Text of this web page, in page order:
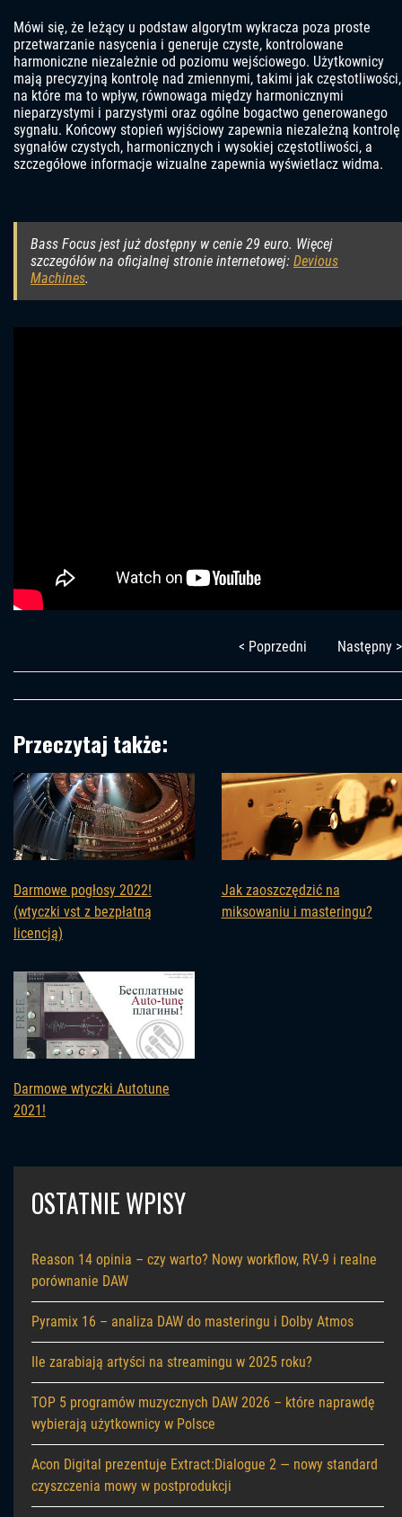
Mówi się, że leżący u podstaw algorytm wykracza poza proste
przetwarzanie nasycenia i generuje czyste, kontrolowane
harmoniczne niezależnie od poziomu wejściowego. Użytkownicy
mają precyzyjną kontrolę nad zmiennymi, takimi jak częstotliwości,
na które ma to wpływ, równowaga między harmonicznymi
nieparzystymi i parzystymi oraz ogólne bogactwo generowanego
sygnału. Końcowy stopień wyjściowy zapewnia niezależną kontrolę
sygnałów czystych, harmonicznych i wysokiej częstotliwości, a
szczegółowe informacje wizualne zapewnia wyświetlacz widma.
Bass Focus jest już dostępny w cenie 29 euro. Więcej
szczegółów na oficjalnej stronie internetowej: Devious
Machines.
< Poprzedni Następny >
Przeczytaj także:
Darmowe pogłosy 2022!
(wtyczki vst z bezpłatną
licencją)
Jak zaoszczędzić na
miksowaniu i masteringu?
Darmowe wtyczki Autotune
2021!
OSTATNIE WPISY
Reason 14 opinia – czy warto? Nowy workflow, RV-9 i realne
porównanie DAW
Pyramix 16 – analiza DAW do masteringu i Dolby Atmos
Ile zarabiają artyści na streamingu w 2025 roku?
TOP 5 programów muzycznych DAW 2026 – które naprawdę
wybierają użytkownicy w Polsce
Acon Digital prezentuje Extract:Dialogue 2 — nowy standard
czyszczenia mowy w postprodukcji